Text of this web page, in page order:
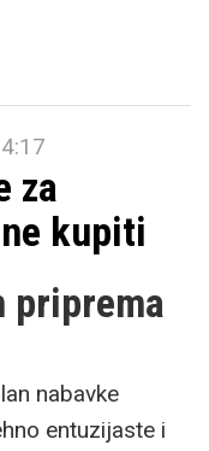
za
kupiti
priprema
nabavke
entuzijaste i